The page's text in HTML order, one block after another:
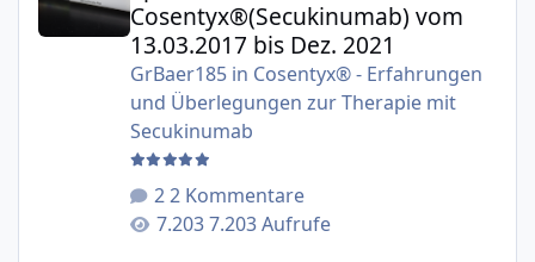
Cosentyx®(Secukinumab) vom
13.03.2017 bis Dez. 2021
GrBaer185in Cosentyx® - Erfahrungen
und Überlegungen zur Therapie mit
Secukinumab
2 Kommentare
7.203 Aufrufe